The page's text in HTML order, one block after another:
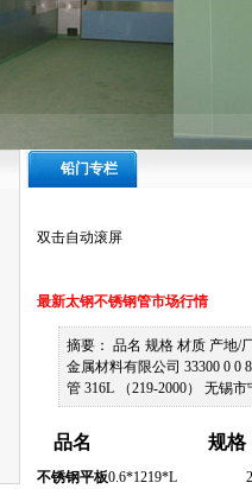
铅门专栏
双击自动滚屏
最新太钢不锈钢管市场行情
摘要： 品名 规格 材质 产地/
金属材料有限公司 33300 0 0
管 316L （219-2000） 无锡
品名 规格
不锈钢平板0.6*1219*L